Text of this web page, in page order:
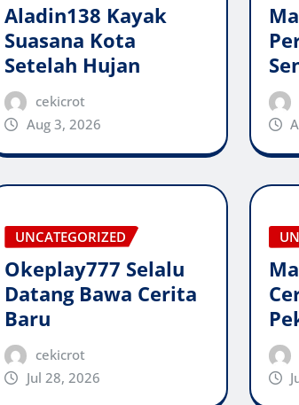
Aladin138 Kayak
Suasana Kota
Setelah Hujan
cekicrot
Aug 3, 2026
UNCATEGORIZED
Okeplay777 Selalu
Datang Bawa Cerita
Baru
cekicrot
Jul 28, 2026